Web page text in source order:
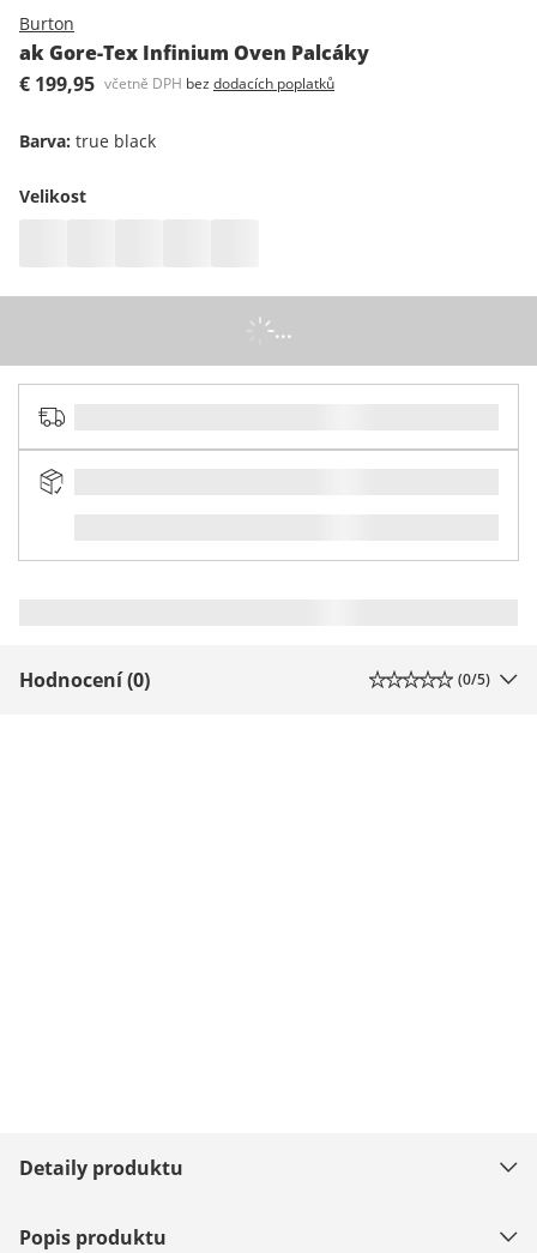
Burton
ak Gore-Tex Infinium Oven Palcáky
€ 199,95 včetně DPH bez dodacích poplatků
Barva: true black
Velikost
...
Hodnocení (0) (0/5)
Detaily produktu
Popis produktu